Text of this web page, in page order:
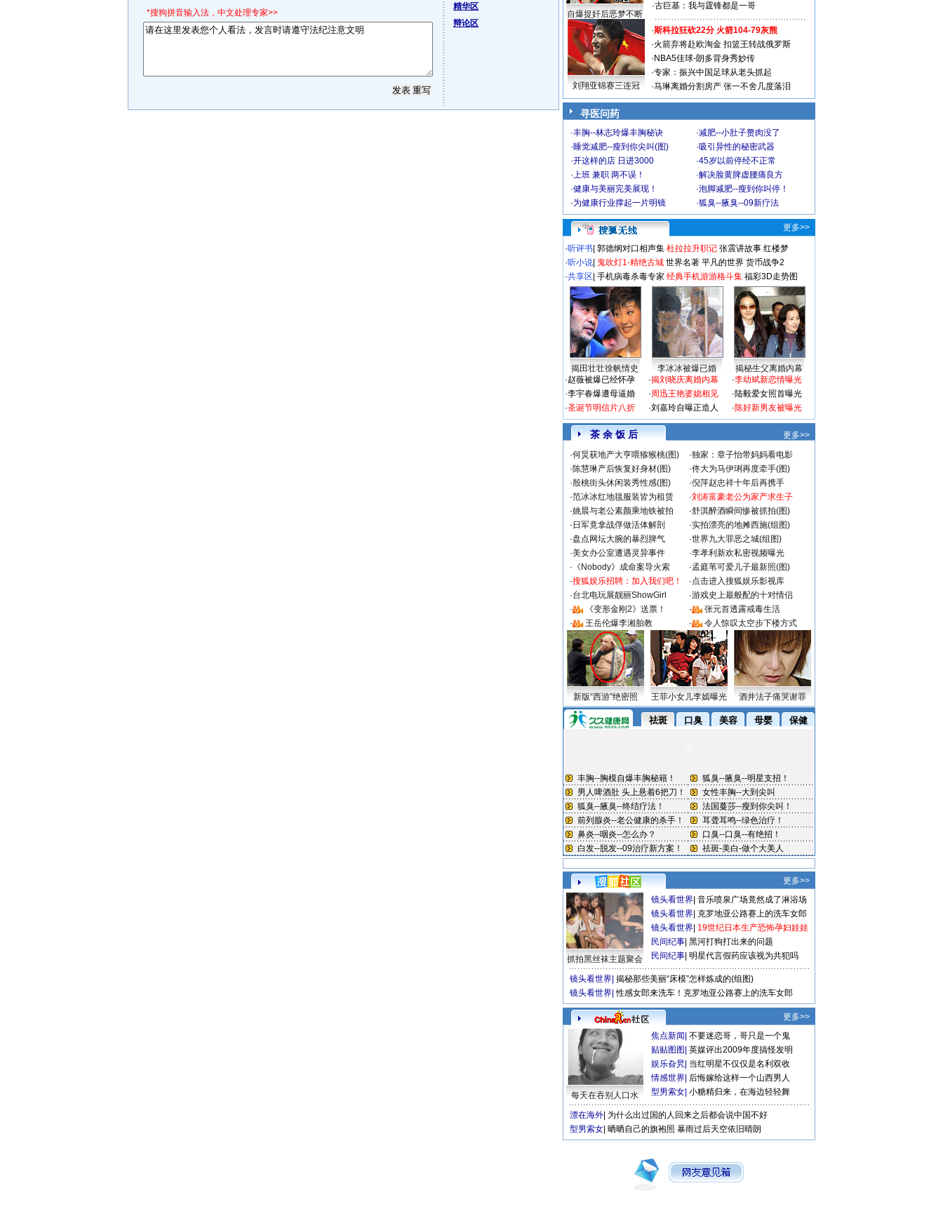
*搜狗拼音输入法，中文处理专家>>
精华区
辩论区
自爆捉奸后恶梦不断
·古巨基：我与霆锋都是一哥
刘翔亚锦赛三连冠
·斯科拉狂砍22分 火箭104-79灰熊
·火箭弃将赴欧淘金 扣篮王转战俄罗斯
· NBA5佳球-朗多背身秀妙传
·专家：振兴中国足球从老头抓起
·马琳离婚分割房产 张一不舍几度落泪
寻医问药
·丰胸--林志玲爆丰胸秘诀 ·减肥--小肚子赘肉没了
·睡觉减肥--瘦到你尖叫(图) ·吸引异性的秘密武器
·开这样的店 日进3000 ·45岁以前停经不正常
·上班 兼职 两不误！ ·解决脸黄脾虚腰痛良方
·健康与美丽完美展现！ ·泡脚减肥--瘦到你叫停！
·为健康行业撑起一片明镜 ·狐臭--腋臭--09新疗法
更多>>
·听评书 郭德纲对口相声集 杜拉拉升职记 张震讲故事 红楼梦
·听小说 鬼吹灯1-精绝古城 世界名著 平凡的世界 货币战争2
·共享区 手机病毒杀毒专家 经典手机游游格斗集 福彩3D走势图
揭田壮壮徐帆情史 李冰冰被爆已婚
揭秘生父离婚内幕
·赵薇被爆已经怀孕
·李宇春爆遭母逼婚
·圣诞节明信片八折
·揭刘晓庆离婚内幕
·周迅王艳婆媳相见
·刘嘉玲自曝正造人
·李幼斌新恋情曝光
·陆毅爱女照首曝光
·陈好新男友被曝光
茶 余 饭 后
更多>>
·何炅获地产大亨喂猕猴桃(图) ·独家：章子怡带妈妈看电影
·陈慧琳产后恢复好身材(图) ·佟大为马伊琍再度牵手(图)
·殷桃街头休闲装秀性感(图) ·倪萍赵忠祥十年后再携手
·范冰冰红地毯服装皆为租赁 ·刘涛富豪老公为家产求生子
·姚晨与老公素颜乘地铁被拍 ·舒淇醉酒瞬间惨被抓拍(图)
· 日军竟拿战俘做活体解剖 ·实拍漂亮的地摊西施(组图)
·盘点网坛大腕的暴烈脾气 ·世界九大罪恶之城(组图)
·美女办公室遭遇灵异事件 ·李孝利新欢私密视频曝光
· 《Nobody》成命案导火索 ·孟庭苇可爱儿子最新照(图)
·搜狐娱乐招聘：加入我们吧！ ·点击进入搜狐娱乐影视库
·台北电玩展靓丽ShowGirl ·游戏史上最般配的十对情侣
·
《变形金刚2》送票！ ·
张元首透露戒毒生活
·
王岳伦爆李湘胎教 · 令人惊叹太空步下楼方式
新版“西游”绝密照 王菲小女儿李嫣曝光 酒井法子痛哭谢罪
更多>>
抓拍黑丝袜主题聚会
镜头看世界 音乐喷泉广场竟然成了淋浴场
镜头看世界 克罗地亚公路赛上的洗车女郎
镜头看世界 19世纪日本生产恐怖孕妇娃娃
民间纪事 黑河打狗打出来的问题
民间纪事 明星代言假药应该视为共犯吗
镜头看世界 揭秘那些美丽“床模”怎样炼成的(组图)
镜头看世界 性感女郎来洗车！克罗地亚公路赛上的洗车女郎
更多>>
每天在吞别人口水
焦点新闻 不要迷恋哥，哥只是一个鬼
贴贴图图 英媒评出2009年度搞怪发明
娱乐旮旯 当红明星不仅仅是名利双收
情感世界 后悔嫁给这样一个山西男人
型男索女 小糖精归来，在海边轻轻舞
漂在海外 为什么出过国的人回来之后都会说中国不好
型男索女 晒晒自己的旗袍照 暴雨过后天空依旧晴朗